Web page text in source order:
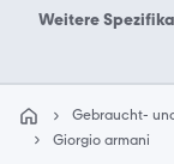
Fiat 124
Fiat 130
Weitere
Fiat 500e La
Gebraucht-
Giorgio armani